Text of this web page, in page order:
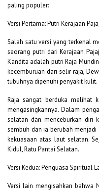
paling populer:
Versi Pertama: Putri Kerajaan
Salah satu versi yang terkenal
seorang putri dari Kerajaan
Kandita adalah putri Raja
kecemburuan dari selir raja,
tubuhnya dipenuhi penyakit kulit.
Raja sangat berduka melihat
mengasingkannya. Dalam
selatan dan menceburkan diri
sembuh dan ia berubah
kekuasaan atas laut selatan.
Kidul, Ratu Pantai Selatan.
Versi Kedua: Penguasa Spiritual
Versi lain mengisahkan bahwa